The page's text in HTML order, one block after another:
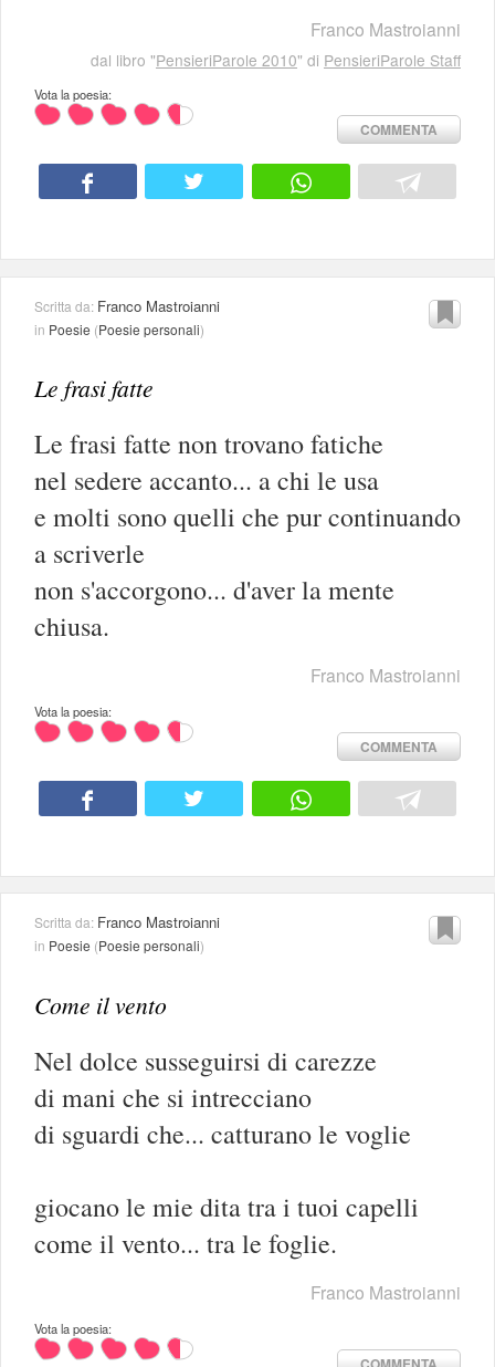
Franco Mastroianni
dal libro "PensieriParole 2010" di PensieriParole Staff
Vota la poesia:
COMMENTA
Scritta da: Franco Mastroianni
in Poesie (Poesie personali)
Le frasi fatte
Le frasi fatte non trovano fatiche
nel sedere accanto... a chi le usa
e molti sono quelli che pur continuando
a scriverle
non s'accorgono... d'aver la mente
chiusa.
Franco Mastroianni
Vota la poesia:
COMMENTA
Scritta da: Franco Mastroianni
in Poesie (Poesie personali)
Come il vento
Nel dolce susseguirsi di carezze
di mani che si intrecciano
di sguardi che... catturano le voglie
giocano le mie dita tra i tuoi capelli
come il vento... tra le foglie.
Franco Mastroianni
Vota la poesia: